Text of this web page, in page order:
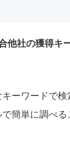
合他社の獲得キ
ーワードで検
簡単に調べる